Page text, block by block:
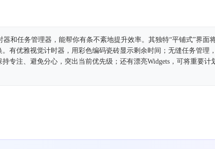
器和任务管理器，能帮你有条不紊地提升效率。其独特“平铺式”界面
有优雅视觉计时器，用彩色编码瓷砖显示剩余时间；无缝任务管理
专注、避免分心，突出当前优先级；还有漂亮Widgets，可将重要计